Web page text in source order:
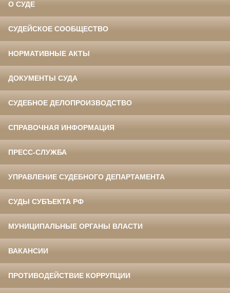
О СУДЕ
СУДЕЙСКОЕ СООБЩЕСТВО
НОРМАТИВНЫЕ АКТЫ
ДОКУМЕНТЫ СУДА
СУДЕБНОЕ ДЕЛОПРОИЗВОДСТВО
СПРАВОЧНАЯ ИНФОРМАЦИЯ
ПРЕСС-СЛУЖБА
УПРАВЛЕНИЕ СУДЕБНОГО ДЕПАРТАМЕНТА
СУДЫ СУБЪЕКТА РФ
МУНИЦИПАЛЬНЫЕ ОРГАНЫ ВЛАСТИ
ВАКАНСИИ
ПРОТИВОДЕЙСТВИЕ КОРРУПЦИИ